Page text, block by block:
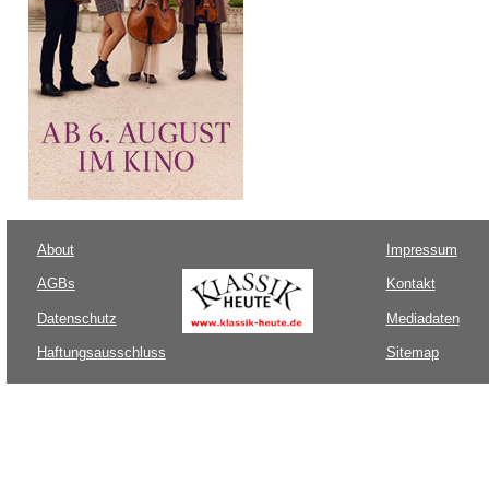
About
AGBs
Datenschutz
Haftungsausschluss
Impressum
Kontakt
Mediadaten
Sitemap